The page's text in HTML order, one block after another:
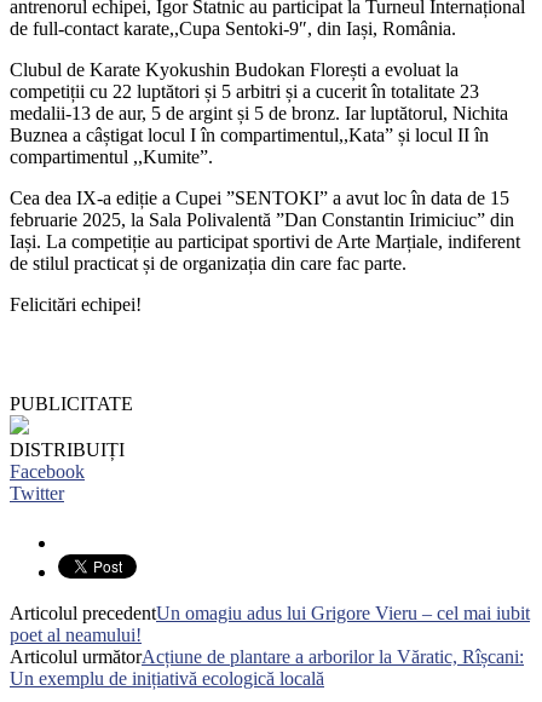
antrenorul echipei, Igor Statnic au participat la Turneul Internațional
de full-contact karate,,Cupa Sentoki-9″, din Iași, România.
Clubul de Karate Kyokushin Budokan Florești a evoluat la
competiții cu 22 luptători și 5 arbitri și a cucerit în totalitate 23
medalii-13 de aur, 5 de argint și 5 de bronz. Iar luptătorul, Nichita
Buznea a câștigat locul I în compartimentul,,Kata” și locul II în
compartimentul ,,Kumite”.
Cea dea IX-a ediție a Cupei ”SENTOKI” a avut loc în data de 15
februarie 2025, la Sala Polivalentă ”Dan Constantin Irimiciuc” din
Iași. La competiție au participat sportivi de Arte Marțiale, indiferent
de stilul practicat și de organizația din care fac parte.
Felicitări echipei!
PUBLICITATE
DISTRIBUIȚI
Facebook
Twitter
Articolul precedentUn omagiu adus lui Grigore Vieru – cel mai iubit
poet al neamului!
Articolul următorAcțiune de plantare a arborilor la Văratic, Rîșcani:
Un exemplu de inițiativă ecologică locală